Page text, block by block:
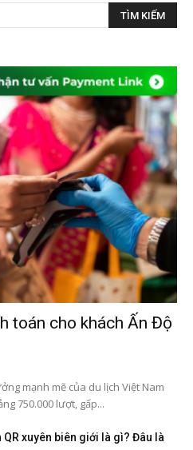
toán cho khách Ấn Độ
mạnh mẽ của du lịch Việt Nam
750.000 lượt, gấp...
QR xuyên biên giới là gì? Đâu là